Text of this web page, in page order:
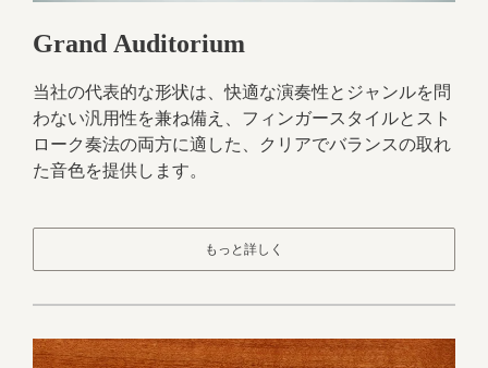
Grand Auditorium
当社の代表的な形状は、快適な演奏性とジャンルを問
わない汎用性を兼ね備え、フィンガースタイルとスト
ローク奏法の両方に適した、クリアでバランスの取れ
た音色を提供します。
もっと詳しく